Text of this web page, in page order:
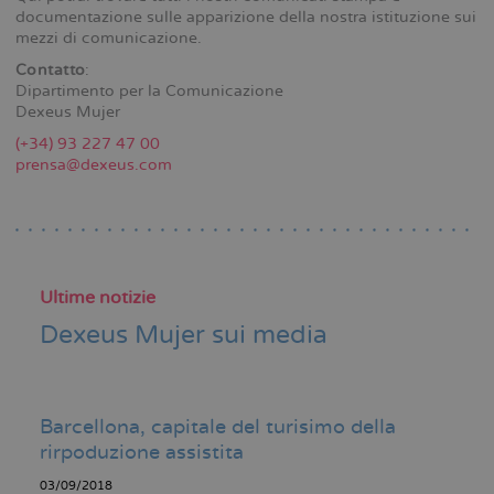
documentazione sulle apparizione della nostra istituzione sui
mezzi di comunicazione.
Contatto:
Dipartimento per la Comunicazione
Dexeus Mujer
(+34) 93 227 47 00
prensa@dexeus.com
Ultime notizie
Dexeus Mujer sui media
Barcellona, capitale del turisimo della
rirpoduzione assistita
03/09/2018